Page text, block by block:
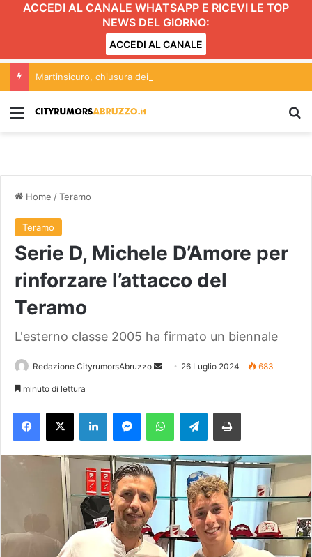
ACCEDI AL CANALE WHATSAPP E RICEVI LE TOP
NEWS DEL GIORNO:
ACCEDI AL CANALE
Menu
Home /Teramo
Teramo
Serie D, Michele D’Amore per
rinforzare l’attacco del
Teramo
L'esterno classe 2005 ha firmato un biennale
Redazione CityrumorsAbruzzo
a
n
e
a
i
26 Luglio 2024 683
minuto di lettura
Telegram